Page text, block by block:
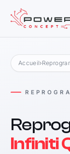
Accueil›
Infiniti